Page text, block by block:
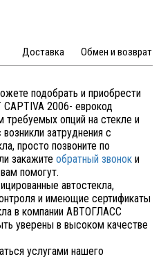
Доставка Обмен и возврат
подобрать и приобрести
CAPTIVA 2006- еврокод
требуемых опций на стекле и
затруднения с
просто позвоните по
закажите обратный звонок и
помогут.
автостекла,
и имеющие сертификаты
в компании АВТОГЛАСС
уверены в высоком качестве
услугами нашего